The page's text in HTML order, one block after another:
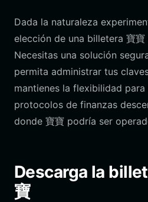
Dada la naturaleza
elección de una billetera 寶
Necesitas una solución
permita administrar tus
mantienes la flexibilidad
protocolos de finanzas
donde 寶寶 podría ser
Descarga la
寶